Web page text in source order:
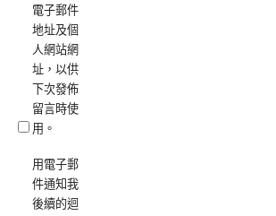
電子郵件
地址及個
人網站網
址，以供
下次發佈
留言時使
用。
用電子郵
件通知我
後續的迴